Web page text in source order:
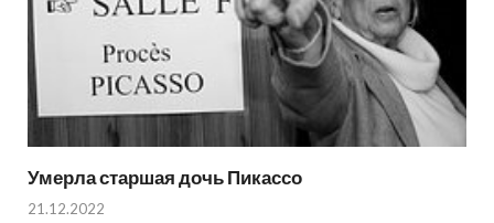
Умерла старшая дочь Пикассо
21.12.2022